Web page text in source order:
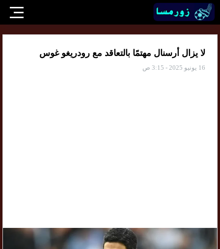
لا يزال أرسنال مهتمًا بالتعاقد مع رودريغو غوس
16 يونيو 2025 - 3:15 ص